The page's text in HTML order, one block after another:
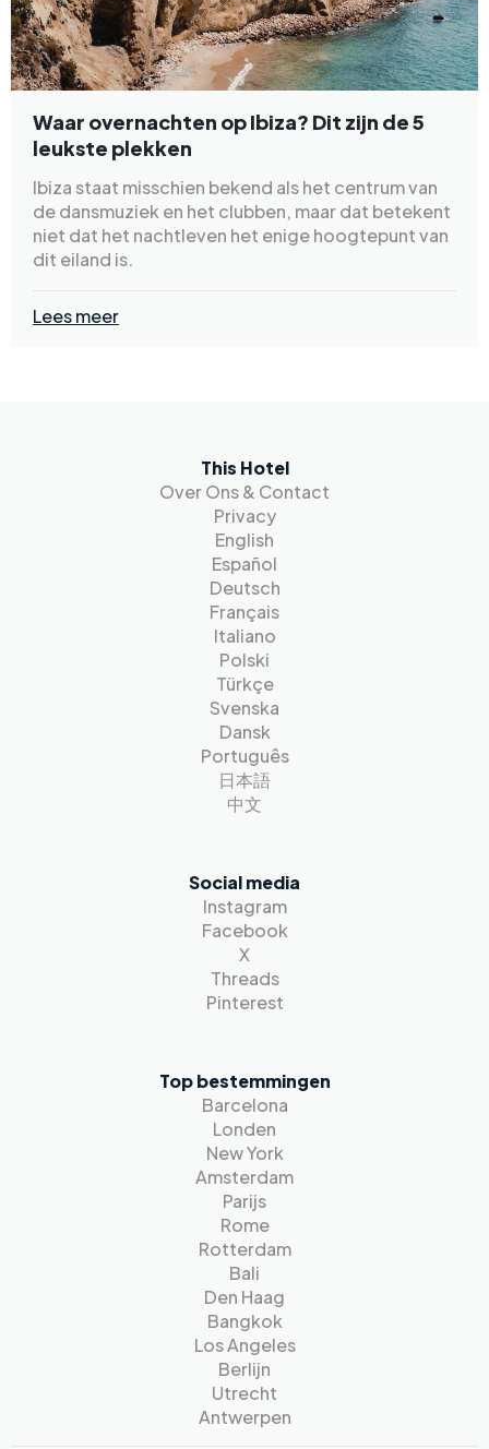
Waar overnachten op Ibiza? Dit zijn de 5
leukste plekken
Ibiza staat misschien bekend als het centrum van
de dansmuziek en het clubben, maar dat betekent
niet dat het nachtleven het enige hoogtepunt van
dit eiland is.
Lees meer
This Hotel
Over Ons & Contact
Privacy
English
Español
Deutsch
Français
Italiano
Polski
Türkçe
Svenska
Dansk
Português
日本語
中文
Social media
Instagram
Facebook
X
Threads
Pinterest
Top bestemmingen
Barcelona
Londen
New York
Amsterdam
Parijs
Rome
Rotterdam
Bali
Den Haag
Bangkok
Los Angeles
Berlijn
Utrecht
Antwerpen